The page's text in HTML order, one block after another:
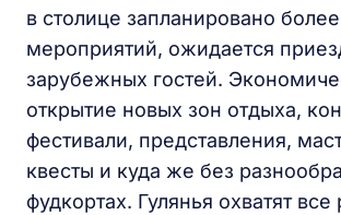
в столице запланировано
мероприятий, ожидается
зарубежных гостей.
открытие новых зон отдыха,
фестивали, представления,
квесты и куда же без
фудкортах. Гулянья охватят